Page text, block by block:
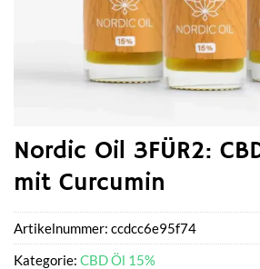
Nordic Oil 3FÜR2:
mit Curcumin
Artikelnummer: ccdcc6e95f74
Kategorie: CBD Öl 15%